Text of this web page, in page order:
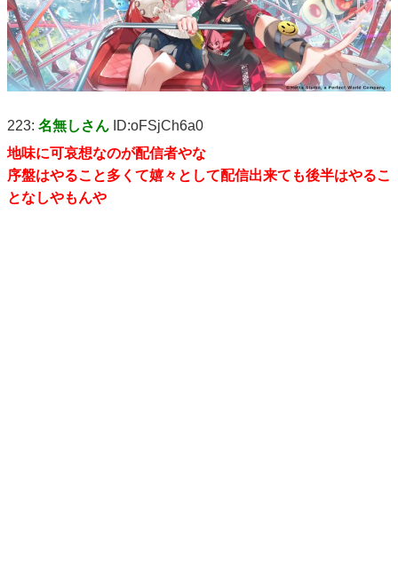
223: 名無しさん ID:oFSjCh6a0
地味に可哀想なのが配信者やな
序盤はやること多くて嬉々として配信出来ても後半はやるこ
となしやもんや